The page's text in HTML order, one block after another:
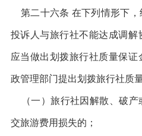
第二十六条 在下列情形下，
投诉人与旅行社不能达成调
应当做出划拨旅行社质量保
政管理部门提出划拨旅行
（一）旅行社因解散、破产
交旅游费用损失的；